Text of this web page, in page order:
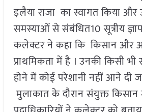
इलैया राजा का स्वागत किया और
समस्याओं से संबंधित10 सूत्रीय
कलेक्टर ने कहा कि किसान और
प्राथमिकता में है । उनकी किसी
होने में कोई परेशानी नहीं आने दी
मुलाकात के दौरान संयुक्त किसान